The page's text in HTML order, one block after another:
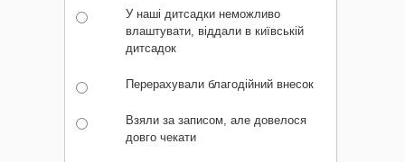
У наші дитсадки неможливо
влаштувати, віддали в київській
дитсадок
Перерахували благодійний внесок
Взяли за записом, але довелося
довго чекати